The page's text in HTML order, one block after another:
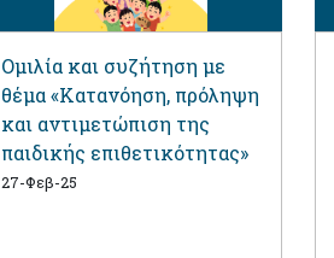
Ομιλία και συζήτηση με
θέμα «Κατανόηση, πρόληψη
και αντιμετώπιση της
παιδικής επιθετικότητας»
27-Φεβ-25